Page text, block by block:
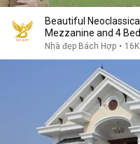
Beautiful
Mezzanine and 4
Nhà đẹp Bách Hợp •